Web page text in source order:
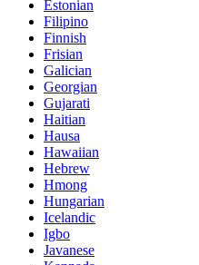
Estonian
Filipino
Finnish
Frisian
Galician
Georgian
Gujarati
Haitian
Hausa
Hawaiian
Hebrew
Hmong
Hungarian
Icelandic
Igbo
Javanese